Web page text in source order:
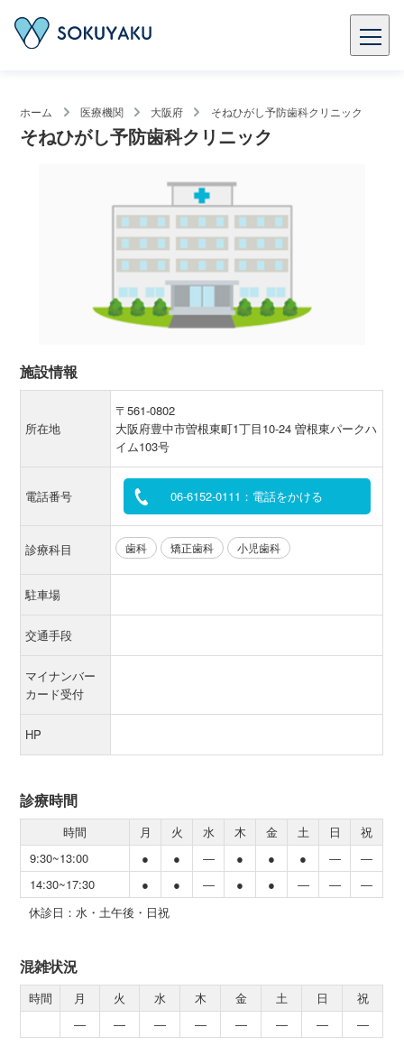
ホーム 医療機関 大阪府 そねひがし予防歯科クリニック
そねひがし予防歯科クリニック
施設情報
所在地
〒561-0802
大阪府豊中市曽根東町1丁目10-24 曽根東パークハ
イム103号
電話番号 06-6152-0111：電話をかける
診療科目 歯科 矯正歯科 小児歯科
駐車場
交通手段
マイナンバー
カード受付
HP
診療時間
時間 月 火 水 木 金 土 日
祝
9:30~13:00
● ● ― ● ● ● ―
―
14:30~17:30
● ● ― ● ● ― ―
―
休診日：水・土午後・日祝
混雑状況
時間 月 火 水 木 金 土 日
祝
―
― ― ― ― ― ― ―